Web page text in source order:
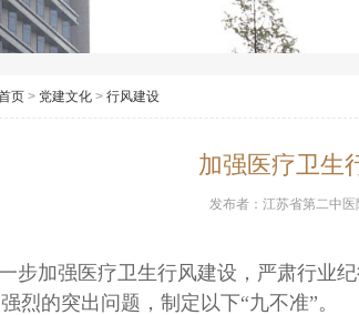
页 > 党建文化 > 行风建设
加强医疗卫生
发布者： 江苏省第二中医
步加强医疗卫生行风建设，严肃行业
烈的突出问题，制定以下“九不准”。